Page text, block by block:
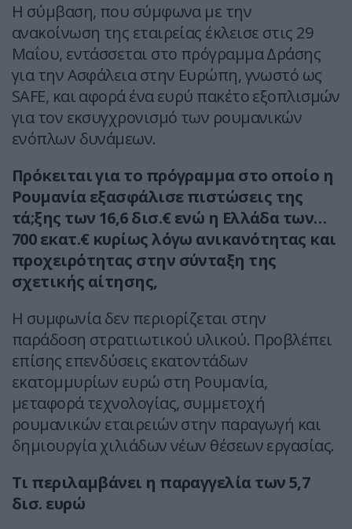
Η σύμβαση, που σύμφωνα με την
ανακοίνωση της εταιρείας έκλεισε στις 29
Μαΐου, εντάσσεται στο πρόγραμμα Δράσης
για την Ασφάλεια στην Ευρώπη, γνωστό ως
SAFE, και αφορά ένα ευρύ πακέτο εξοπλισμών
για τον εκσυγχρονισμό των ρουμανικών
ενόπλων δυνάμεων.
Πρόκειται για το πρόγραμμα στο οποίο η
Ρουμανία εξασφάλισε πιστώσεις της
τά;ξης των 16,6 δισ.€ ενώ η Ελλάδα των…
700 εκατ.€ κυρίως λόγω ανικανότητας και
προχειρότητας στην σύνταξη της
σχετικής αίτησης,
Η συμφωνία δεν περιορίζεται στην
παράδοση στρατιωτικού υλικού. Προβλέπει
επίσης επενδύσεις εκατοντάδων
εκατομμυρίων ευρώ στη Ρουμανία,
μεταφορά τεχνολογίας, συμμετοχή
ρουμανικών εταιρειών στην παραγωγή και
δημιουργία χιλιάδων νέων θέσεων εργασίας.
Τι περιλαμβάνει η παραγγελία των 5,7
δισ. ευρώ